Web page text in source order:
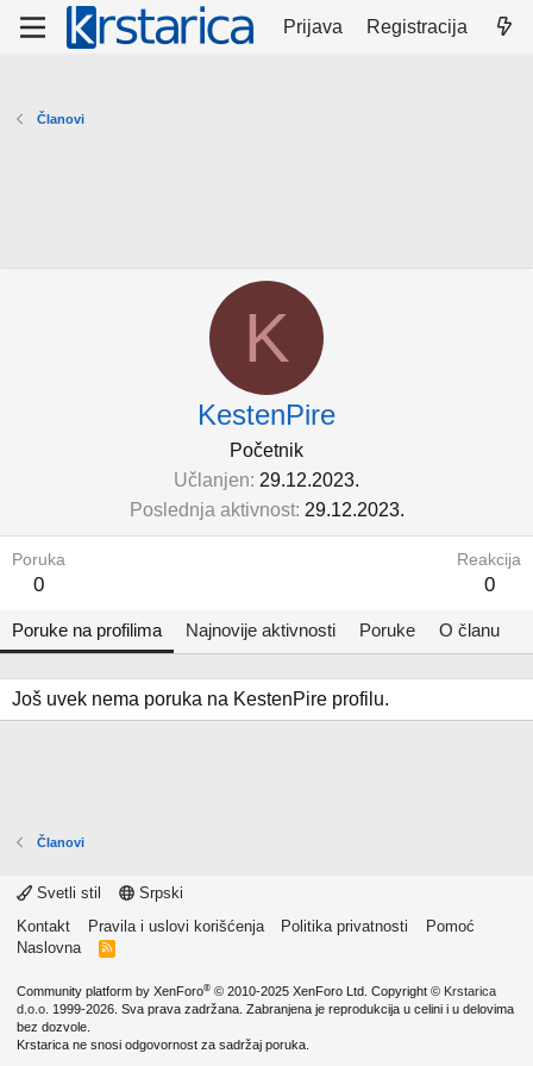
Prijava Registracija
Članovi
K
KestenPire
Početnik
Učlanjen 29.12.2023.
Poslednja aktivnost 29.12.2023.
Poruka
0
Reakcija
0
Poruke na profilima Najnovije aktivnosti Poruke O članu
Još uvek nema poruka na KestenPire profilu.
Članovi
Svetli stil
Srpski
Kontakt
Pravila i uslovi korišćenja Politika privatnosti
Pomoć
Naslovna
R
Community platform by XenForo® © 2010-2025 XenForo Ltd. Copyright © Krstarica
d.o.o. 1999-2026. Sva prava zadržana. Zabranjena je reprodukcija u celini i u delovima
bez dozvole.
Krstarica ne snosi odgovornost za sadržaj poruka.